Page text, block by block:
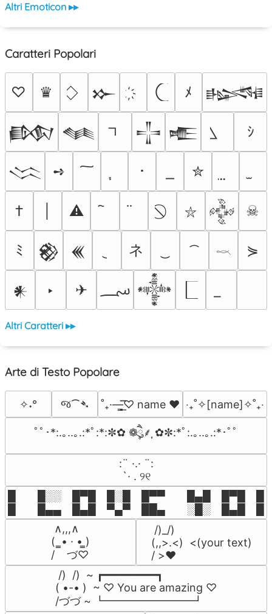
Altri Emoticon ▸▸
Caratteri Popolari
♡ ♛ 𒁍 ﾒ 𒈙
𒁃 𒈝 𒋲 𒍫 ｼ
𒈱 ➺ ･ ✮
† ⚠ ⛥ 𒅒 ☠
ﾐ 𒆙 𒌍 ネ 𓎖 ⋟
𒀭 ‣ ✈ ؄ 𒀱
Altri Caratteri ▸▸
Arte di Testo Popolare
✧˖° જ⁀➴ ˚₊·—̳͟͞͞♡ name ♥️ ‎‧₊˚✧[name]✧˚₊‧
ﾟﾟ･*:.｡..｡.:*ﾟ:*:✼✿ ❁ཻུ۪۪⸙͎ ✿✼:*ﾟ:.｡..｡.:*･ﾟﾟ
⠀:¨ ·.· ¨:⠀
⠀ `· . ୨୧⠀
█  █░░ █▀█ █░█ █▀▀  █▄█ █▀█
█  █▄▄ █▄█ ▀▄▀ ██▄  ░█░ █▄█
∧,,,∧
(  ̳• · • ̳)
/    づ♡
/)_/)
(,,>.<)  <(your text)
/ >❤️
/)  /)  ~ ┏━━━━━━━━┓
( •-• )  ~ ♡ You are amazing ♡
/づづ ~ ┗━━━━━━━━┛